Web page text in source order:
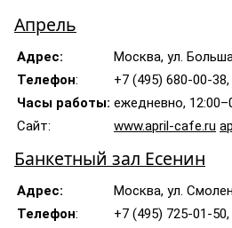
Апрель
Адрес:
Москва, ул.
Телефон:
+7 (495) 680-00-
Часы работы: ежедневно,
Сайт:
www.april-cafe.ru
Банкетный зал Есенин
Адрес:
Москва, ул.
Телефон:
+7 (495) 725-01-